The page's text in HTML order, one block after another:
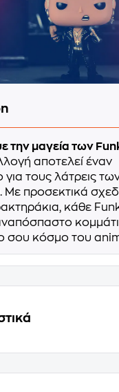
την μαγεία των
αποτελεί έναν
για τους λάτρεις
προσεκτικά
κάθε
σου κόσμο του